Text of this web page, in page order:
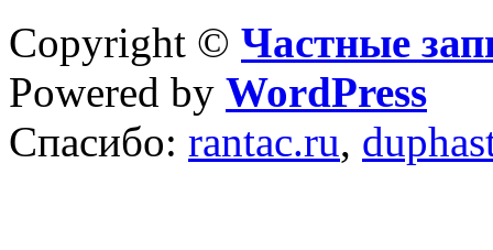
Copyright © Частные
Powered by WordPress
Спасибо: rantac.ru,